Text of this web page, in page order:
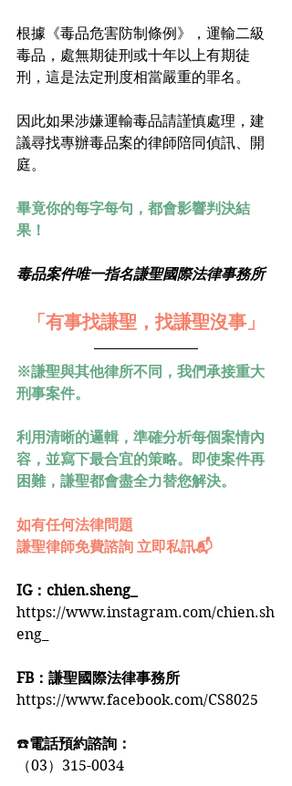
根據《毒品危害防制條例》，運輸二級
毒品，處無期徒刑或十年以上有期徒
刑，這是法定刑度相當嚴重的罪名。
因此如果涉嫌運輸毒品請謹慎處理，建
議尋找專辦毒品案的律師陪同偵訊、開
庭。
畢竟你的每字每句，都會影響判決結
果！
毒品案件唯一指名謙聖國際法律事務所
「有事找謙聖，找謙聖沒事」
※謙聖與其他律所不同，我們承接重大
刑事案件。
利用清晰的邏輯，準確分析每個案情內
容，並寫下最合宜的策略。即使案件再
困難，謙聖都會盡全力替您解決。
如有任何法律問題
謙聖律師免費諮詢 立即私訊📬
IG：chien.sheng_
https://www.instagram.com/chien.sh
eng_
FB：謙聖國際法律事務所
https://www.facebook.com/CS8025
☎️電話預約諮詢：
（03）315-0034